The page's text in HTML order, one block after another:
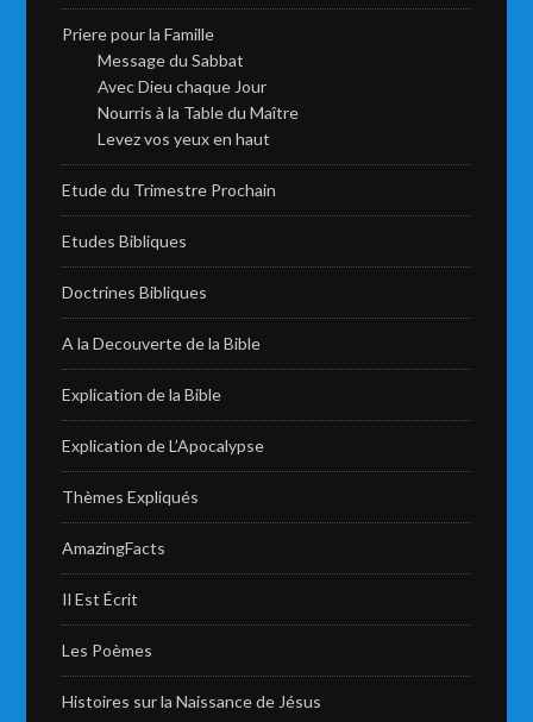
Priere pour la Famille
Message du Sabbat
Avec Dieu chaque Jour
Nourris à la Table du Maître
Levez vos yeux en haut
Etude du Trimestre Prochain
Etudes Bibliques
Doctrines Bibliques
A la Decouverte de la Bible
Explication de la Bible
Explication de L’Apocalypse
Thèmes Expliqués
AmazingFacts
Il Est Écrit
Les Poèmes
Histoires sur la Naissance de Jésus